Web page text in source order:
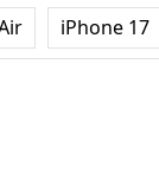
iPhone 17